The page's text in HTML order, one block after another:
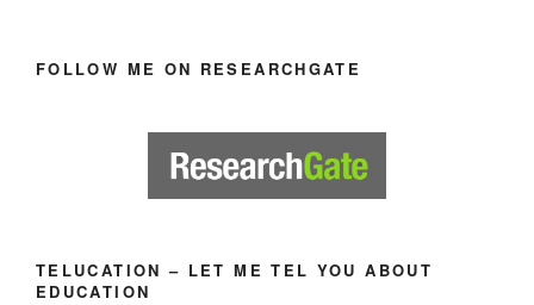
FOLLOW ME ON RESEARCHGATE
TELUCATION – LET ME TEL YOU ABOUT
EDUCATION